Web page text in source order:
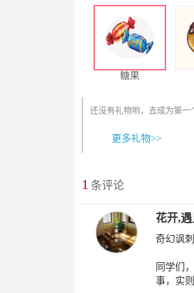
糖果
还没有礼物哟，去成为第一
更多礼物>>
1 条评论
花开,
奇幻讽
同学们
事，实